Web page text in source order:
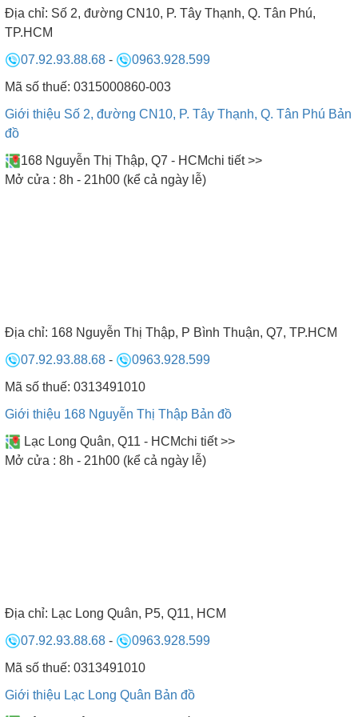
kín là có thể sử dụng làm phòng xông hơi ướt.
Hình ảnh phòng xông hơi ướt Tận dụng các vách kính có
3. KÍCH THƯỚC KIỂU DÁNG
PHÒNG ƯỚT TỰ CHẾ
- Do thiết kế theo địa hình nên có thể thiết kế phòng xông
hơi ướt với kích thước bất kỳ theo ý muốn của gia chủ.
- Có thể thiết kế theo bất kỳ kiểu dáng nào cho phù hợp
ĐÀ NẴNG:
0901.965.455
MIỀN NAM :
078.635.9999
4. CÁC MẪU PHÒNG XÔNG HƠI
Địa chỉ: Số 2, đường CN10, P. Tây Thạnh, Q. Tân Phú,
TP.HCM
07.92.93.88.68 -
0963.928.599
Mã số thuế: 0315000860-003
Giới thiệu Số 2, đường CN10, P. Tây Thạnh, Q. Tân Phú Bản
đồ
168 Nguyễn Thị Thập, Q7 - HCMchi tiết >>
Mở cửa : 8h - 21h00 (kể cả ngày lễ)
Địa chỉ: 168 Nguyễn Thị Thập, P Bình Thuận, Q7, TP.HCM
07.92.93.88.68 -
0963.928.599
Mã số thuế: 0313491010
Giới thiệu 168 Nguyễn Thị Thập Bản đồ
Lạc Long Quân, Q11 - HCMchi tiết >>
Mở cửa : 8h - 21h00 (kể cả ngày lễ)
Địa chỉ: Lạc Long Quân, P5, Q11, HCM
07.92.93.88.68 -
0963.928.599
Mã số thuế: 0313491010
Giới thiệu Lạc Long Quân Bản đồ